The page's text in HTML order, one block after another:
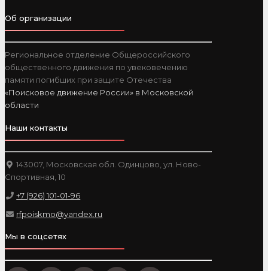
Об организации
Региональное отделение Общероссийского
общественного движения по увековечению
памяти погибших при защите Отечества
«Поисковое движение России» в Московской
области
Наши контакты
143007, Московская обл. Одинцово, ул. Ново-
Спортивная, 10
+7 (926) 101-01-96
rfpoiskmo@yandex.ru
Мы в соцсетях